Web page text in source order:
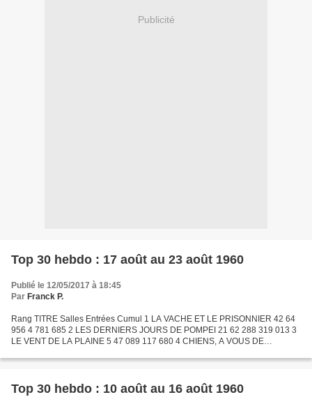
Publicité
Top 30 hebdo : 17 août au 23 août 1960
Publié le 12/05/2017 à 18:45
Par Franck P.
Rang TITRE Salles Entrées Cumul 1 LA VACHE ET LE PRISONNIER 42 64
956 4 781 685 2 LES DERNIERS JOURS DE POMPEI 21 62 288 319 013 3
LE VENT DE LA PLAINE 5 47 089 117 680 4 CHIENS, A VOUS DE
Top 30 hebdo : 10 août au 16 août 1960